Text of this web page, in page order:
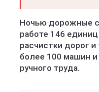
Ночью дорожные
работе 146
расчистки дорог
более 100 машин
ручного труда.